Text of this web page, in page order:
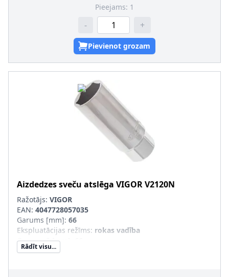
Pieejams: 1
- +
Pievienot grozam
Aizdedzes sveču atslēga VIGORV2120N
Ražotājs: VIGOR
EAN: 4047728057035
Garums [mm]: 66
Ekspluatācijas režīms: rokas vadība
Garums 2 [mm]
Piedziņas četrkanša izmēri [mm (collas)]
Rādīt visu...